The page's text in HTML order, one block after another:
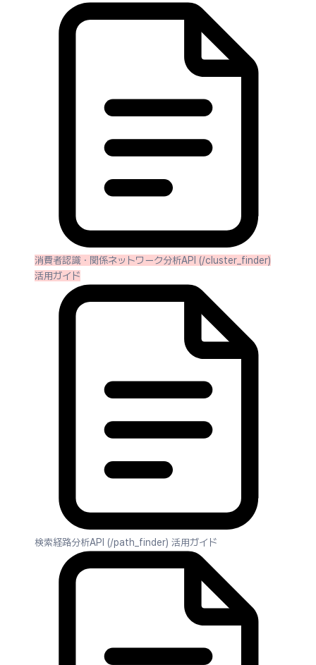
消費者認識・関係ネットワーク分析API (/cluster_finder)
活用ガイド
検索経路分析API (/path_finder) 活用ガイド